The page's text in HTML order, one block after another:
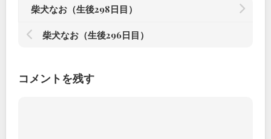
柴犬なお（生後298日目）
柴犬なお（生後296日目）
コメントを残す